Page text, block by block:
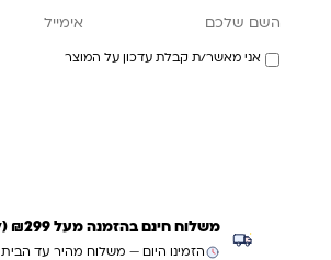
אני מאשר/ת קבלת עדכון על המוצר
משלוח חינם בהזמנה מעל ₪299 (למעט ריהוט)
הזמינו היום — משלוח מהיר עד הבית